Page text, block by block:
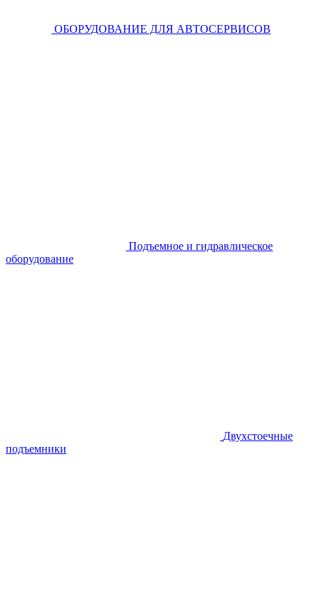
ОБОРУДОВАНИЕ ДЛЯ АВТОСЕРВИСОВ
Подъемное и гидравлическое
оборудование
Двухстоечные
подъемники